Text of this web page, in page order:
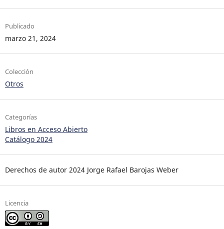
Publicado
marzo 21, 2024
Colección
Otros
Categorías
Libros en Acceso Abierto
Catálogo 2024
Derechos de autor 2024 Jorge Rafael Barojas Weber
Licencia